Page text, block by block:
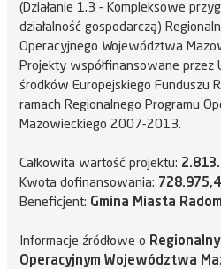
(Działanie 1.3 - Kompleksowe
działalność gospodarczą)
Operacyjnego Województwa
Projekty współfinansowane przez
środków Europejskiego Funduszu
ramach Regionalnego Programu
Mazowieckiego 2007-2013.
Całkowita wartość projektu:
Kwota dofinansowania:
Beneficjent: Gmina Miasta
Informacje źródłowe o
Operacyjnym Województwa